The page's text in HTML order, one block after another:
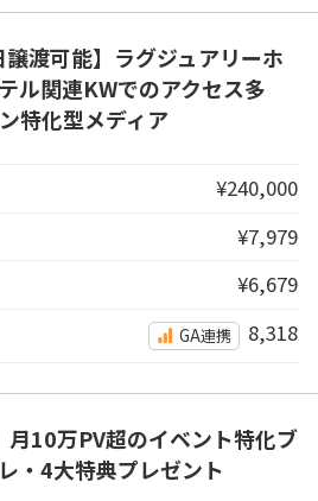
譲渡可能】ラグジュアリーホ
ル関連KWでのアクセス多
特化型メディア
¥240,000
¥7,979
¥6,679
GA連携 8,318
月10万PV超のイベント特化ブ
・4大特典プレゼント